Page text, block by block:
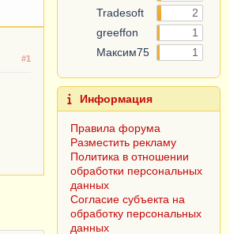
#1
Tradesoft
2
greeffon
1
Максим75
1
Информация
Правила форума
Разместить рекламу
Политика в отношении
обработки персональных
данных
Согласие субъекта на
обработку персональных
данных